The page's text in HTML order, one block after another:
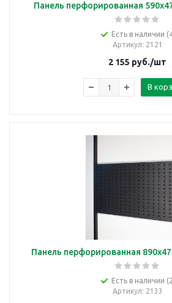
Панель перфорированная
Есть в наличии
Артикул: 2121
2 155 руб./шт
В
Панель перфорированная
Есть в наличии
Артикул: 2133